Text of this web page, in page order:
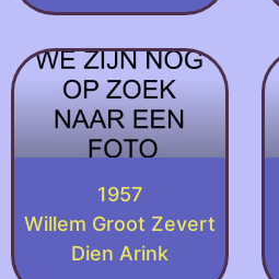
1957
Willem Groot Zevert
Dien Arink